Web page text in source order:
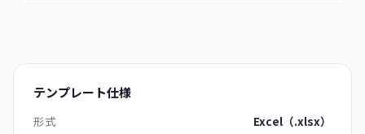
テンプレート仕様
形式
Excel（.xlsx）